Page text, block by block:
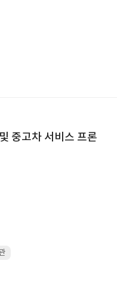
중고차 서비스 프론